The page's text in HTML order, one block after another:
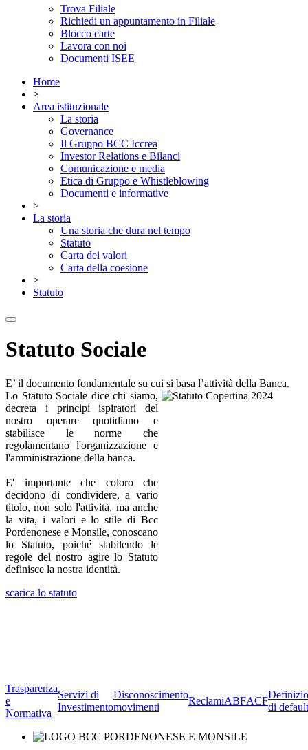
Trova Filiale
Richiedi un appuntamento in Filiale
Blocco carte
Lavora con noi
Documenti ISEE
Home
>
Area istituzionale
La storia
Governance
Il Gruppo BCC Iccrea
Investor Relations e Bilanci
Comunicazione e media
Etica di Gruppo e Whistleblowing
Documenti e informative
>
La storia
Una storia che dura nel tempo
Statuto
Carta dei valori
Carta della coesione
>
Statuto
Statuto Sociale
E’ il documento fondamentale su cui si basa l’attività della Banca.
Lo Statuto Sociale dice chi siamo,
decreta i principi ispiratori del
nostro operare quotidiano e
stabilisce le norme che
regolamentano l'organizzazione e
l'amministrazione della banca.
E' importante che coloro che
decidono di condividere, a vario
titolo, non solo l'attività, ma anche
la vita, i valori e lo stile di Bcc
Pordenonese e Monsile, conoscano
lo Statuto, poiché stabilendo le
regole del nostro agire lo Statuto
definisce la nostra identità.
scarica lo statuto
Trasparenza
e
Normativa
Servizi di
Investimento
Disconoscimento
movimenti
ReclamiABFACF
di default